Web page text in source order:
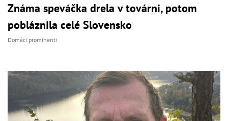
Známa speváčka drela v továrni, potom
pobláznila celé Slovensko
Domáci prominenti